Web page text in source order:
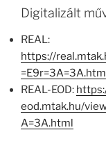
Digitalizált
REAL:
https://
REAL-EOD:
eod.mtak.hu/
A=3A.html